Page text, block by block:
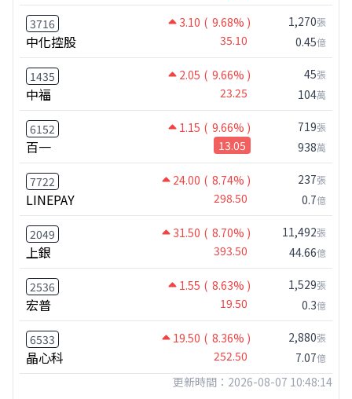
3716 3.10 ( 9.68% )
中化控股 35.10
1,270張
0.45億
1435 2.05 ( 9.66% )
中福 23.25
45張
104萬
6152 1.15 ( 9.66% )
百一 13.05
719張
938萬
7722 24.00 ( 8.74% )
LINEPAY 298.50
237張
0.7億
2049 31.50 ( 8.70% )
上銀 393.50
11,492張
44.66億
2536 1.55 ( 8.63% )
宏普 19.50
1,529張
0.3億
6533 19.50 ( 8.36% )
晶心科 252.50
2,880張
7.07億
更新時間：2026-08-07 10:48:14